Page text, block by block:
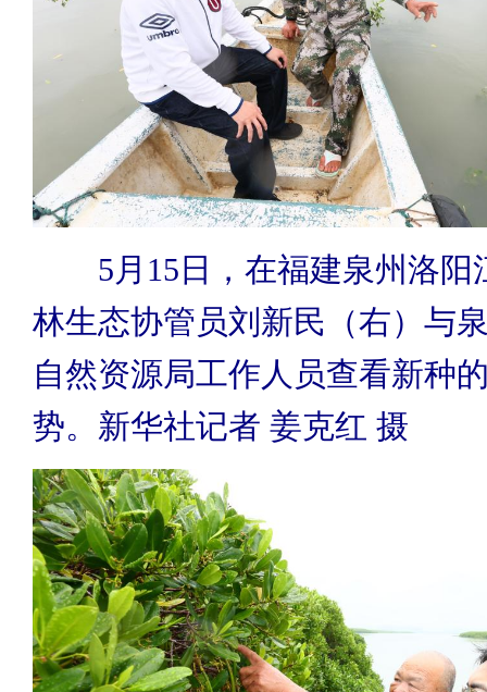
5月15日，在福建泉州洛阳
林生态协管员刘新民（右）与
自然资源局工作人员查看新种
势。新华社记者 姜克红 摄